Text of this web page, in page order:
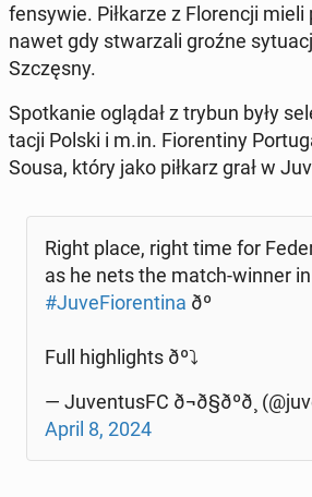
fen­sy­wie. Piłkarze z Flo­rencji mieli
nawet gdy stwarza­li groźne
Szczęs­ny.
Spotkanie oglądał z trybun były
tacji Polski i m.in. Fiorentiny
Sousa, który jako piłkarz grał w
Right place, right time for
as he nets the match-winner
#Ju­ve­Fiorenti­na ðº
Full high­lights ðº⤵️
— Ju­ven­tus­FC ð¬ð§ðºð¸
April 8, 2024